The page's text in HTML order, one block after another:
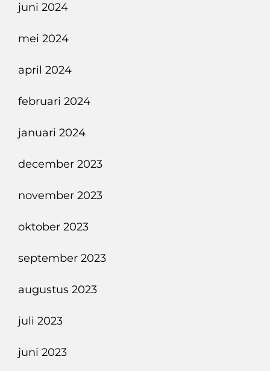
juni 2024
mei 2024
april 2024
februari 2024
januari 2024
december 2023
november 2023
oktober 2023
september 2023
augustus 2023
juli 2023
juni 2023